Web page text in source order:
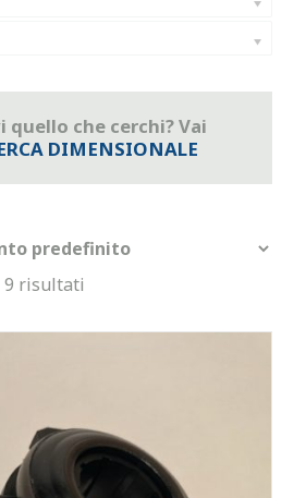
quello che cerchi? Vai
DIMENSIONALE
9 risultati